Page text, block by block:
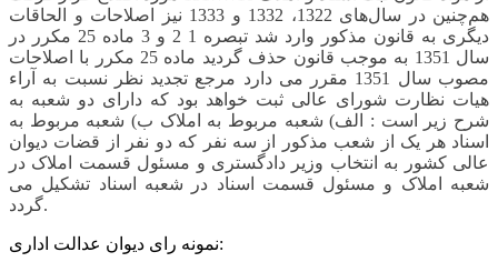
هم‌چنین در سال‌های 1322، 1332 و 1333 نیز اصلاحات و الحاقات
دیگری به قانون مذکور وارد شد تبصره 1 2 و 3 ماده 25 مکرر در
سال 1351 به موجب قانون حذف گردید ماده 25 مکرر با اصلاحات
مصوب سال 1351 مقرر می دارد مرجع تجدید نظر نسبت به آراء
هیات نظارت شورای عالی ثبت خواهد بود که دارای دو شعبه به
شرح زیر است : الف) شعبه مربوط به املاک ب) شعبه مربوط به
اسناد هر یک از شعب مذکور از سه نفر که دو نفر از قضات دیوان
عالی کشور به انتخاب وزیر دادگستری و مسئول قسمت املاک در
شعبه املاک و مسئول قسمت اسناد در شعبه اسناد تشکیل می
گردد.
نمونه رای دیوان عدالت اداری: